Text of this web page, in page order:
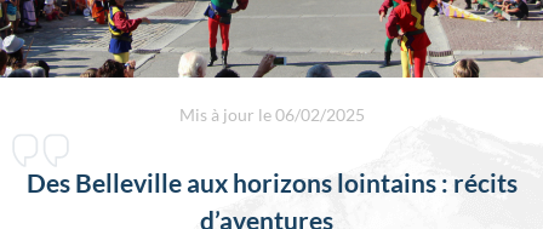
Mis à jour le 06/02/2025
Des Belleville aux horizons lointains : récits
d’aventures